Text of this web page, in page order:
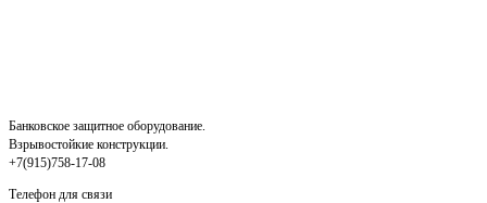
Банковское защитное оборудование.
Взрывостойкие конструкции.
+7(915)758-17-08
Телефон для связи